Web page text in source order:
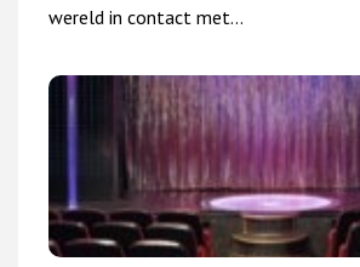
wereld in contact met…